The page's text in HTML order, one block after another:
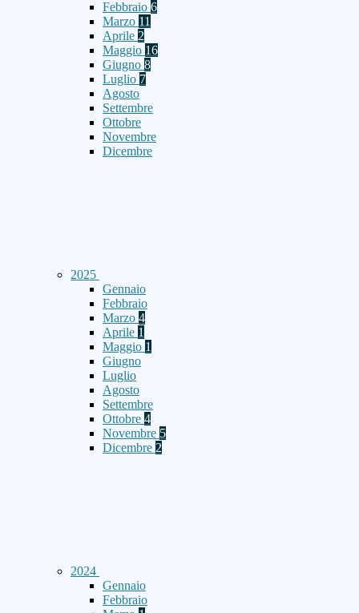
Febbraio 6
Marzo 11
Aprile 2
Maggio 16
Giugno 8
Luglio 7
Agosto
Settembre
Ottobre
Novembre
Dicembre
2025
Gennaio
Febbraio
Marzo 4
Aprile 1
Maggio 1
Giugno
Luglio
Agosto
Settembre
Ottobre 4
Novembre 5
Dicembre 2
2024
Gennaio
Febbraio